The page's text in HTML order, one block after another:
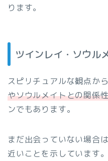
ります。
ツインレイ・ソウル
スピリチュアルな観点か
やソウルメイトとの関係
ンでもあります。
まだ出会っていない場合
近いことを示しています。